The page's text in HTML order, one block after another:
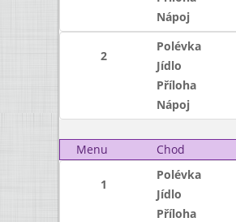
Nápoj
2
Polévka
Jídlo
Příloha
Nápoj
Menu
Chod
1
Polévka
Jídlo
Příloha